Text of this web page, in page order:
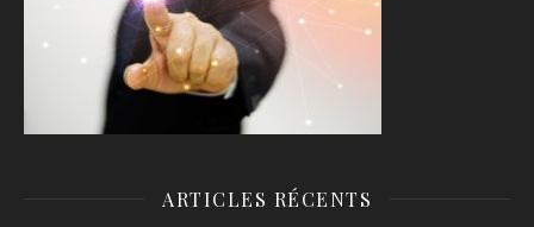
ARTICLES RÉCENTS